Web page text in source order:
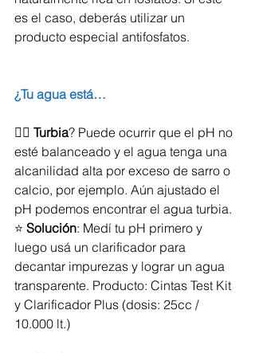
es el caso, deberás utilizar un
producto especial antifosfatos.
¿Tu agua está…
👉🏻 Turbia? Puede ocurrir que el pH no
esté balanceado y el agua tenga una
alcanilidad alta por exceso de sarro o
calcio, por ejemplo. Aún ajustado el
pH podemos encontrar el agua turbia.
⭐️ Solución: Medí tu pH primero y
luego usá un clarificador para
decantar impurezas y lograr un agua
transparente. Producto: Cintas Test Kit
y Clarificador Plus (dosis: 25cc /
10.000 lt.)